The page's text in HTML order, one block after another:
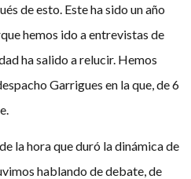
de esto. Este ha sido un año
hemos ido a entrevistas de
ha salido a relucir. Hemos
Garrigues en la que, de 6
la hora que duró la dinámica de
hablando de debate, de